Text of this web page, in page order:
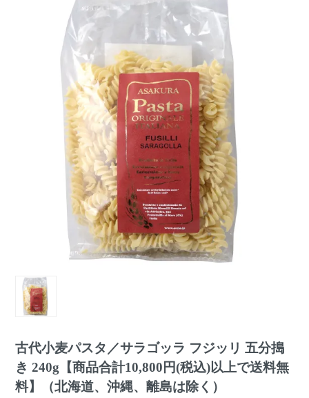
古代小麦パスタ／サラゴッラ フジッリ 五分搗
き 240g【商品合計10,800円(税込)以上で送料無
料】（北海道、沖縄、離島は除く）